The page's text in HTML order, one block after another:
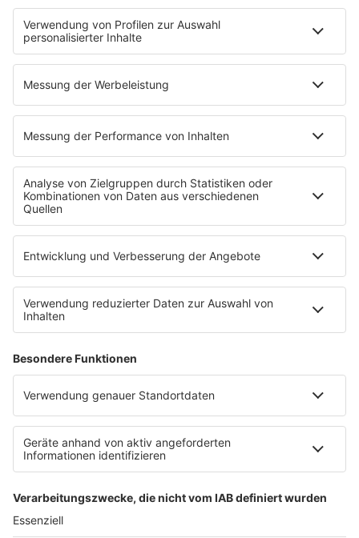
Fitness mit M.A.R.K
Glück in Worten
Todesursache
Niemand muss ein Promi sein
PROGRAMM
Mit den Waffeln einer Frau
SERVICE
Empfang
barba radio App
Impressum
Datenschutz Facebook & Instagram
Datenschutzeinstellungen
Clubbedingungen
Werbung schalten
Waffel-Werbepartner
80s80s.de
90s90s.de
Schlagerplanetradio.com
1deutsch.de
WEIHNACHTSMUSIK.FM